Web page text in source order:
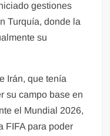
gestiones
Turquía, donde la
su
Irán, que tenía
su campo base en
el Mundial 2026,
FIFA para poder